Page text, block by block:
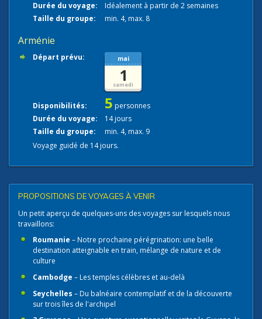
Durée du voyage:
Idéalement à partir de 2 semaines
Taille du groupe:
min. 4, max. 8
Arménie
Départ prévu: mai
1
samedi
Disponibilités: 5 personnes
Durée du voyage:
14 jours
Taille du groupe:
min. 4, max. 9
Voyage guidé de 14 jours.
PROPOSITIONS DE VOYAGES À VENIR
Un petit aperçu de quelques-uns des voyages sur lesquels nous
travaillons:
Roumanie – Notre prochaine pérégrination: une belle
destination atteignable en train, mélange de nature et de
culture
Cambodge – Les temples célèbres et au-delà
Seychelles – Du balnéaire contemplatif et de la découverte
sur trois îles de l'archipel